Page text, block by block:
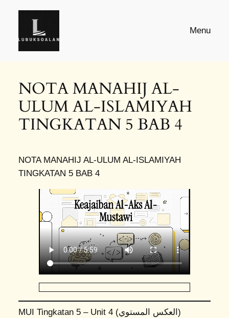
Menu
NOTA MANAHIJ AL-
ULUM AL-ISLAMIYAH
TINGKATAN 5 BAB 4
NOTA MANAHIJ AL-ULUM AL-ISLAMIYAH
TINGKATAN 5 BAB 4
MUI Tingkatan 5 – Unit 4 (العكس المستوي)